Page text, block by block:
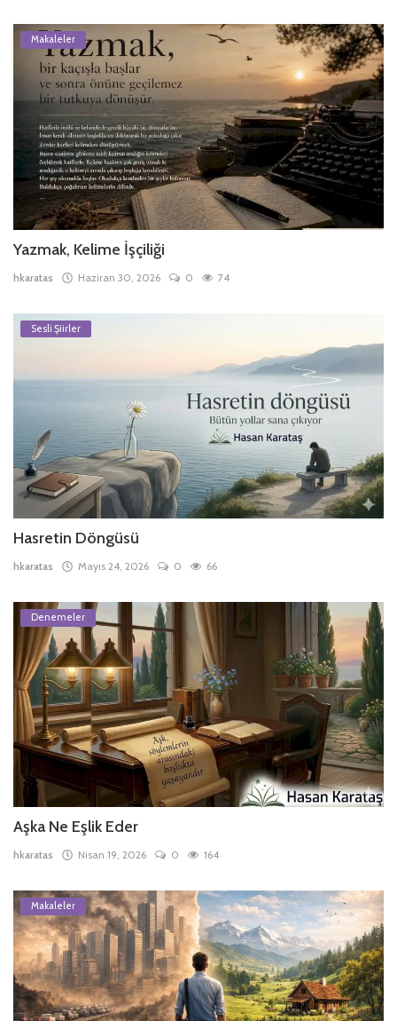
Makaleler
Yazmak, Kelime İşçiliği
hkaratas Haziran 30, 2026 0 74
Sesli Şiirler
Hasretin Döngüsü
hkaratas Mayıs 24, 2026 0 66
Denemeler
Aşka Ne Eşlik Eder
hkaratas Nisan 19, 2026 0 164
Makaleler